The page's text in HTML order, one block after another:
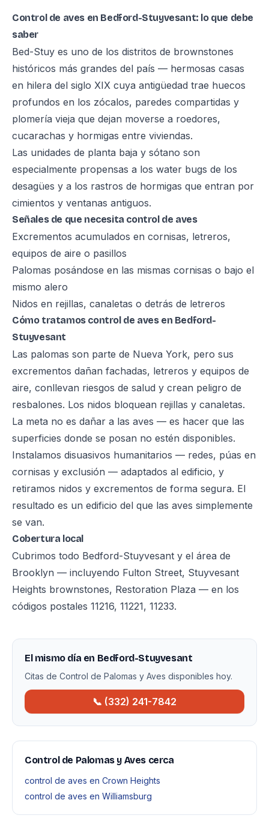
Control de aves en Bedford-Stuyvesant: lo que debe
saber
Bed-Stuy es uno de los distritos de brownstones
históricos más grandes del país — hermosas casas
en hilera del siglo XIX cuya antigüedad trae huecos
profundos en los zócalos, paredes compartidas y
plomería vieja que dejan moverse a roedores,
cucarachas y hormigas entre viviendas.
Las unidades de planta baja y sótano son
especialmente propensas a los water bugs de los
desagües y a los rastros de hormigas que entran por
cimientos y ventanas antiguos.
Señales de que necesita control de aves
Excrementos acumulados en cornisas, letreros,
equipos de aire o pasillos
Palomas posándose en las mismas cornisas o bajo el
mismo alero
Nidos en rejillas, canaletas o detrás de letreros
Cómo tratamos control de aves en Bedford-
Stuyvesant
Las palomas son parte de Nueva York, pero sus
excrementos dañan fachadas, letreros y equipos de
aire, conllevan riesgos de salud y crean peligro de
resbalones. Los nidos bloquean rejillas y canaletas.
La meta no es dañar a las aves — es hacer que las
superficies donde se posan no estén disponibles.
Instalamos disuasivos humanitarios — redes, púas en
cornisas y exclusión — adaptados al edificio, y
retiramos nidos y excrementos de forma segura. El
resultado es un edificio del que las aves simplemente
se van.
Cobertura local
Cubrimos todo Bedford-Stuyvesant y el área de
Brooklyn — incluyendo Fulton Street, Stuyvesant
Heights brownstones, Restoration Plaza — en los
códigos postales 11216, 11221, 11233.
El mismo día en Bedford-Stuyvesant
Citas de Control de Palomas y Aves disponibles hoy.
📞 (332) 241-7842
Control de Palomas y Aves cerca
control de aves en Crown Heights
control de aves en Williamsburg